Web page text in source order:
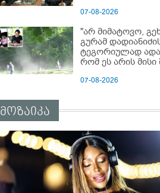
აასრულა
07-08-2026
"არ მიმატოვო,
გუ­რა­მ
ტე­გო­რი­უ­ლად
რომ ეს არის
07-08-2026
მოზაიკა